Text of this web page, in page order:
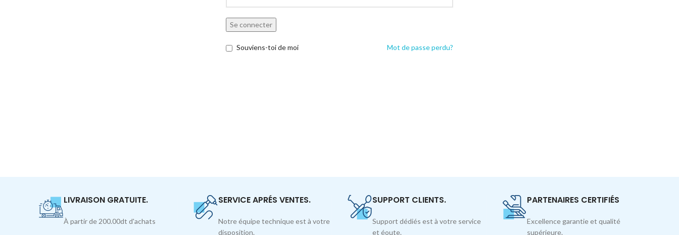
Se connecter
Mot de passe perdu?
Souviens-toi de moi
LIVRAISON GRATUITE.
À partir de 200.00dt d'achats
SERVICE APRÉS VENTES.
Notre équipe technique est à votre
disposition.
SUPPORT CLIENTS.
Support dédiés est à votre service
et éoute.
PARTENAIRES CERTIFIÉS
Excellence garantie et qualité
supérieure.